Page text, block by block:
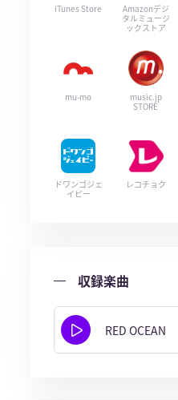
iTunes Store
Amazonデジ
タルミュージ
ックストア
mu-mo
music.jp
STORE
ドワンゴジェ
イピー
レコチョク
収録楽曲
RED OCEAN